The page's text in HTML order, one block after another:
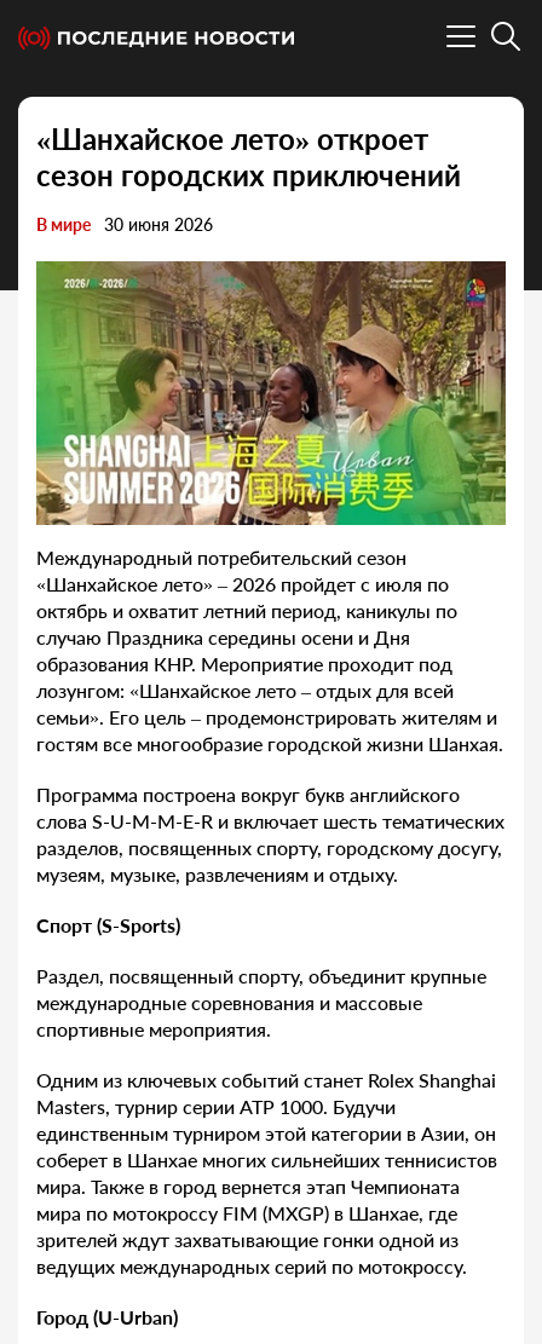
«Шанхайское лето» откроет
сезон городских приключений
В мире 30 июня 2026
Международный потребительский сезон
«Шанхайское лето» – 2026 пройдет с июля по
октябрь и охватит летний период, каникулы по
случаю Праздника середины осени и Дня
образования КНР. Мероприятие проходит под
лозунгом: «Шанхайское лето – отдых для всей
семьи». Его цель – продемонстрировать жителям и
гостям все многообразие городской жизни Шанхая.
Программа построена вокруг букв английского
слова S-U-M-M-E-R и включает шесть тематических
разделов, посвященных спорту, городскому досугу,
музеям, музыке, развлечениям и отдыху.
Спорт (S-Sports)
Раздел, посвященный спорту, объединит крупные
международные соревнования и массовые
спортивные мероприятия.
Одним из ключевых событий станет Rolex Shanghai
Masters, турнир серии ATP 1000. Будучи
единственным турниром этой категории в Азии, он
соберет в Шанхае многих сильнейших теннисистов
мира. Также в город вернется этап Чемпионата
мира по мотокроссу FIM (MXGP) в Шанхае, где
зрителей ждут захватывающие гонки одной из
ведущих международных серий по мотокроссу.
Город (U-Urban)